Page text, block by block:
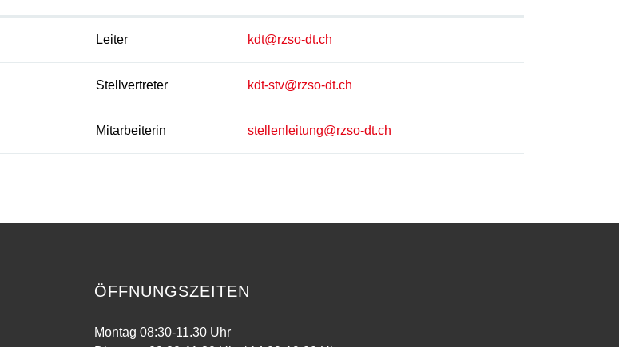
Leiter kdt@rzso-dt.ch
Stellvertreter kdt-stv@rzso-dt.ch
Mitarbeiterin stellenleitung@rzso-dt.ch
ÖFFNUNGSZEITEN
Montag 08:30-11.30 Uhr